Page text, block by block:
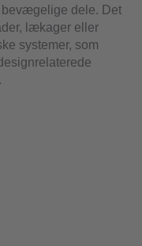
bevægelige dele. Det
lækager eller
systemer, som